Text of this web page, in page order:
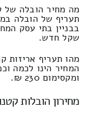
מה מחיר הובלה של
תעריף של הובלה
שקל חדש.
מהו תעריף אריזות
ומקסימום 230 ₪.
מחירון הובלות